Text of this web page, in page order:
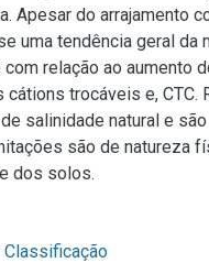
Apesar do arrajamento
uma tendência geral da
relação ao aumento
trocáveis e, CTC.
salinidade natural e
são de natureza
dos solos.